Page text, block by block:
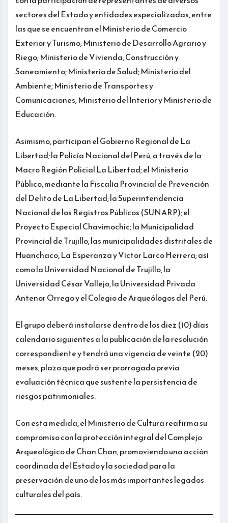
sectores del Estado y entidades especializadas, entre
las que se encuentran el Ministerio de Comercio
Exterior y Turismo; Ministerio de Desarrollo Agrario y
Riego; Ministerio de Vivienda, Construcción y
Saneamiento; Ministerio de Salud; Ministerio del
Ambiente; Ministerio de Transportes y
Comunicaciones; Ministerio del Interior y Ministerio de
Educación.
Asimismo, participan el Gobierno Regional de La
Libertad; la Policía Nacional del Perú, a través de la
Macro Región Policial La Libertad; el Ministerio
Público, mediante la Fiscalía Provincial de Prevención
del Delito de La Libertad; la Superintendencia
Nacional de los Registros Públicos (SUNARP); el
Proyecto Especial Chavimochic; la Municipalidad
Provincial de Trujillo; las municipalidades distritales de
Huanchaco, La Esperanza y Víctor Larco Herrera; así
como la Universidad Nacional de Trujillo, la
Universidad César Vallejo, la Universidad Privada
Antenor Orrego y el Colegio de Arqueólogos del Perú.
El grupo deberá instalarse dentro de los diez (10) días
calendario siguientes a la publicación de la resolución
correspondiente y tendrá una vigencia de veinte (20)
meses, plazo que podrá ser prorrogado previa
evaluación técnica que sustente la persistencia de
riesgos patrimoniales.
Con esta medida, el Ministerio de Cultura reafirma su
compromiso con la protección integral del Complejo
Arqueológico de Chan Chan, promoviendo una acción
coordinada del Estado y la sociedad para la
preservación de uno de los más importantes legados
culturales del país.